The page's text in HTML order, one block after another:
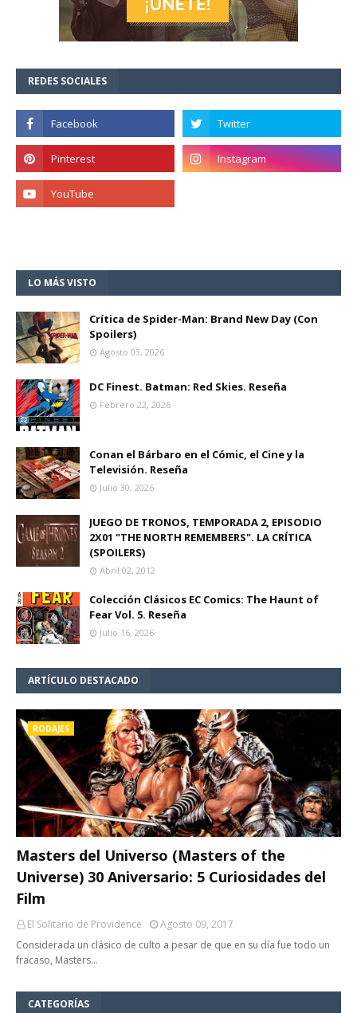
REDES SOCIALES
LO MÁS VISTO
Crítica de Spider-Man: Brand New Day (Con
Spoilers)
Agosto 03, 2026
DC Finest. Batman: Red Skies. Reseña
Febrero 22, 2026
Conan el Bárbaro en el Cómic, el Cine y la
Televisión. Reseña
Julio 30, 2026
JUEGO DE TRONOS, TEMPORADA 2, EPISODIO
2X01 "THE NORTH REMEMBERS". LA CRÍTICA
(SPOILERS)
Abril 02, 2012
Colección Clásicos EC Comics: The Haunt of
Fear Vol. 5. Reseña
Julio 16, 2026
ARTÍCULO DESTACADO
RODAJES
Masters del Universo (Masters of the
Universe) 30 Aniversario: 5 Curiosidades del
Film
El Solitario de Providence
Agosto 09, 2017
Considerada un clásico de culto a pesar de que en su día fue todo un
fracaso, Masters…
CATEGORÍAS